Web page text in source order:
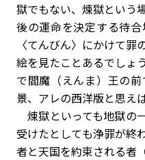
獄でもない、煉獄という
後の運命を決定する待
〈てんびん〉にかけて
絵を見たことあるでしょ
で閻魔（えんま）王の
景、アレの西洋版と思え
煉獄といっても地獄の
受けたとしても浄罪が終
者と天国を約束される者